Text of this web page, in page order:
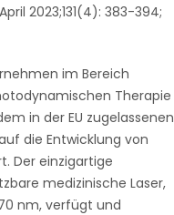
2023;131(4): 383-394;
im Bereich
Therapie
in der EU zugelassenen
die Entwicklung von
Der einzigartige
medizinische Laser,
nm, verfügt und